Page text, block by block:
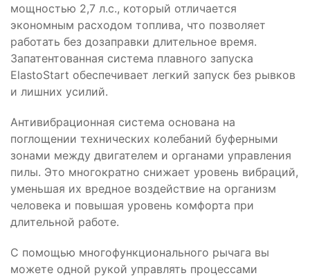
мощностью 2,7 л.с., который отличается
экономным расходом топлива, что позволяет
работать без дозаправки длительное время.
Запатентованная система плавного запуска
ElastoStart обеспечивает легкий запуск без рывков
и лишних усилий.
Антивибрационная система основана на
поглощении технических колебаний буферными
зонами между двигателем и органами управления
пилы. Это многократно снижает уровень вибраций,
уменьшая их вредное воздействие на организм
человека и повышая уровень комфорта при
длительной работе.
С помощью многофункционального рычага вы
можете одной рукой управлять процессами